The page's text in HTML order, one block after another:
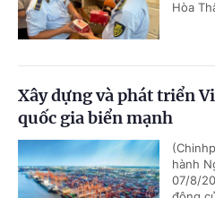
Hòa
Xây dựng và phát triển
quốc gia biển mạnh
hành
07/8/